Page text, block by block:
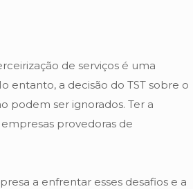
de serviços é uma
entanto, a decisão do TST sobre o
podem ser ignorados. Ter a
provedoras de
a enfrentar esses desafios e a